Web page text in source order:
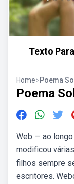
Texto
Home>Poema
Poema
Web — ao
modificou
filhos sempre
escritores.